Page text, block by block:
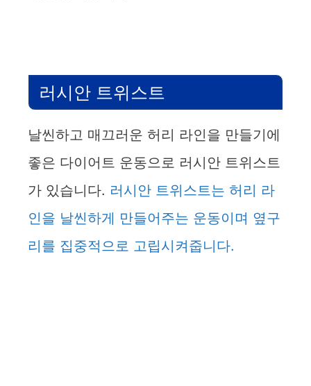
러시안 트위스트
날씬하고 매끄러운 허리 라인을 만들기에
좋은 다이어트 운동으로 러시안 트위스트
가 있습니다. 러시안 트위스트는 허리 라
인을 날씬하게 만들어주는 운동이며 옆구
리를 집중적으로 고립시켜줍니다.